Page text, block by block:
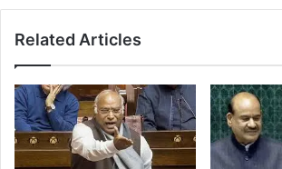
10
मौत
Related Articles